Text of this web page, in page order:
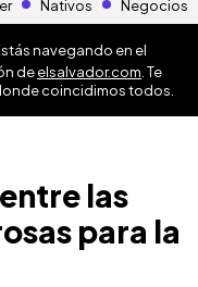
Nativos Negocios
navegando en el
deelsalvador.com . Te
coincidimos todos.
las
para la